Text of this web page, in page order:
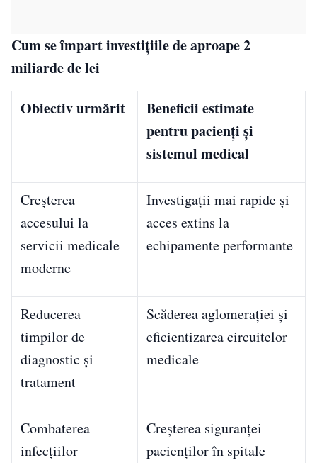
Cum se împart investițiile de aproape 2
miliarde de lei
Obiectiv urmărit
Beneficii estimate
pentru pacienți și
sistemul medical
Creșterea
accesului la
servicii medicale
moderne
Investigații mai rapide și
acces extins la
echipamente performante
Reducerea
timpilor de
diagnostic și
tratament
Scăderea aglomerației și
eficientizarea circuitelor
medicale
Combaterea
infecțiilor
Creșterea siguranței
pacienților în spitale